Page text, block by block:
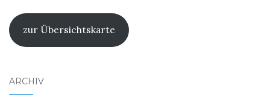
zur Übersichtskarte
ARCHIV